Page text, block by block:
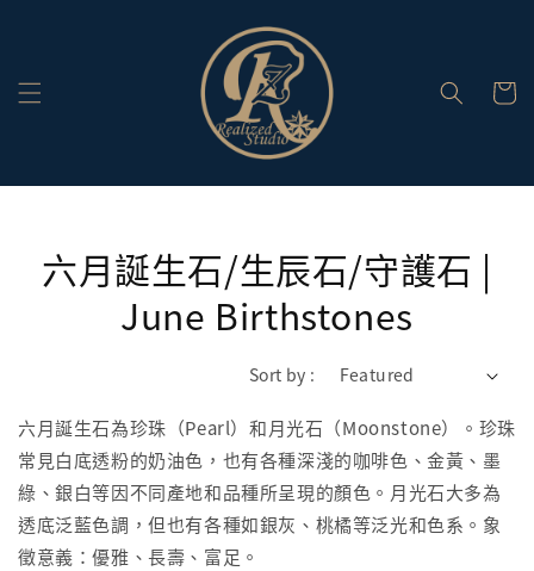
六月誕生石/生辰石/守護石 |
June Birthstones
Sort by :
六月誕生石為珍珠（Pearl）和月光石（Moonstone）。珍珠
常見白底透粉的奶油色，也有各種深淺的咖啡色、金黃、墨
綠、銀白等因不同產地和品種所呈現的顏色。月光石大多為
透底泛藍色調，但也有各種如銀灰、桃橘等泛光和色系。象
徵意義：優雅、長壽、富足。